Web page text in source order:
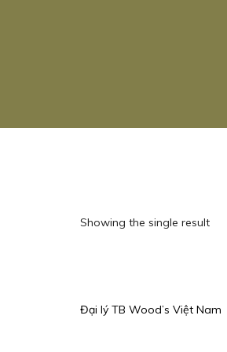
Showing the single result
Đại lý TB Wood’s Việt Nam